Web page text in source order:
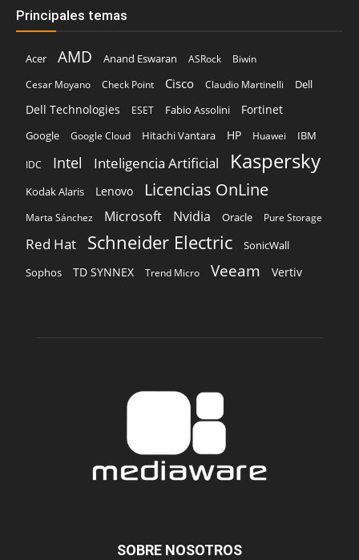
Principales temas
Acer AMD Anand Eswaran ASRock
Biwin
Cesar Moyano
Check Point Cisco Claudio Martinelli Dell
Dell Technologies ESET Fabio Assolini Fortinet
Google Google Cloud Hitachi Vantara HP Huawei IBM
IDC Intel Inteligencia Artificial Kaspersky
Kodak Alaris Lenovo Licencias OnLine
Marta Sánchez Microsoft Nvidia Oracle Pure Storage
Red Hat Schneider Electric SonicWall
Sophos TD SYNNEX Trend Micro Veeam Vertiv
SOBRE NOSOTROS